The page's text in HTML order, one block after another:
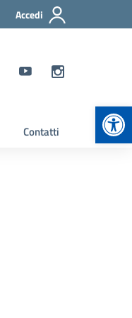
Accedi
Contatti